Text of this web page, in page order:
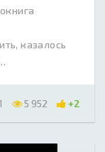
казалось
5 952 +2